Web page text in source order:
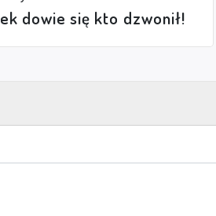
dowie się kto dzwonił!